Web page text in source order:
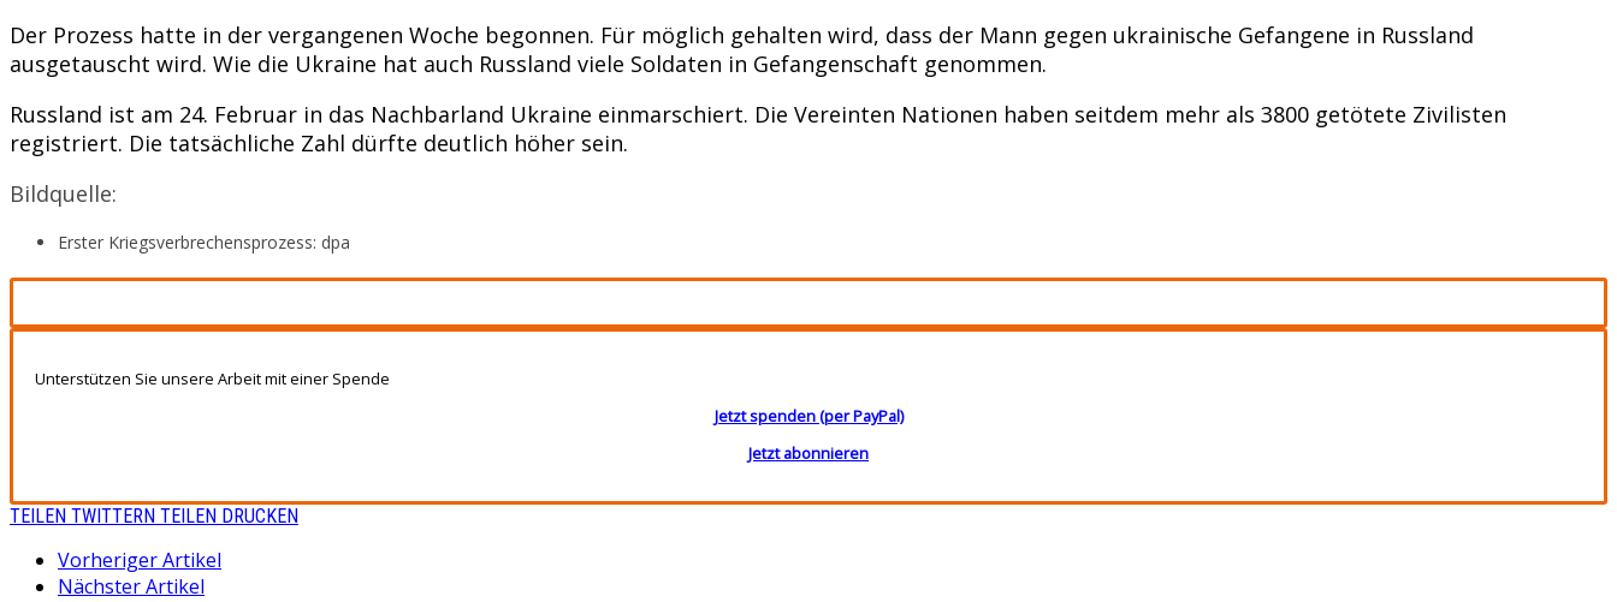
Der Prozess hatte in der vergangenen Woche begonnen. Für möglich gehalten wird, dass der Mann gegen ukrainische Gefangene in Russland
ausgetauscht wird. Wie die Ukraine hat auch Russland viele Soldaten in Gefangenschaft genommen.
Russland ist am 24. Februar in das Nachbarland Ukraine einmarschiert. Die Vereinten Nationen haben seitdem mehr als 3800 getötete Zivilisten
registriert. Die tatsächliche Zahl dürfte deutlich höher sein.
Bildquelle:
Erster Kriegsverbrechensprozess: dpa
Unterstützen Sie unsere Arbeit mit einer Spende
Jetzt spenden (per PayPal)
Jetzt abonnieren
TEILEN TWITTERN TEILEN DRUCKEN
Vorheriger Artikel
Nächster Artikel